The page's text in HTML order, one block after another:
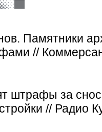
Памятники
//
штрафы за
// Радио